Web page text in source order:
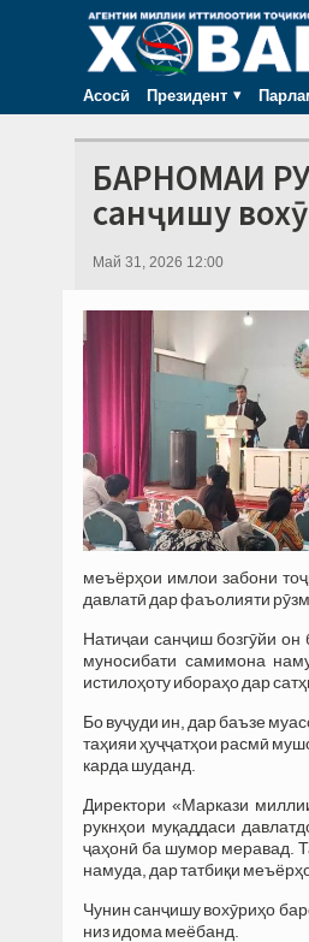
Асосӣ Президент
БАРНОМАИ
санҷишу
Май 31, 2026 12:00
меъёрҳои имлои забони
давлатӣ дар фаъолияти
Натиҷаи санҷиш бозгӯйи он
муносибати самимона
истилоҳоту ибораҳо дар
Бо вуҷуди ин, дар баъзе
таҳияи ҳуҷҷатҳои расмӣ
карда шуданд.
Директори «Маркази
рукнҳои муқаддаси
ҷаҳонӣ ба шумор меравад.
намуда, дар татбиқи
Чунин санҷишу вохӯриҳо
низ идома меёбанд.